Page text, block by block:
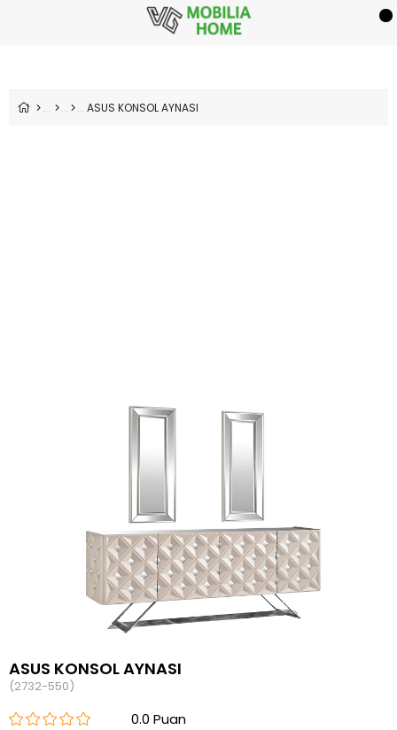
ASUS KONSOL AYNASI
ASUS KONSOL AYNASI
(2732-550)
0.0